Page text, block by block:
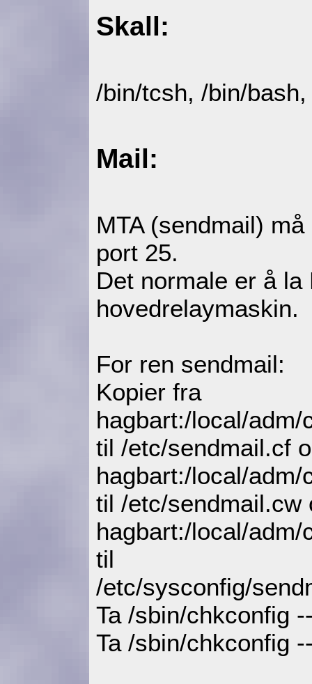
Skall:
/bin/tcsh, /bin/
Mail:
MTA (sendmail)
port 25.
Det normale er å
hovedrelaymaskin.
For ren sendmail:
Kopier fra
hagbart:/local/
til /etc/sendmail.cf
hagbart:/local/
til /etc/sendmail.cw
hagbart:/local/
til
/etc/sysconfig/
Ta /sbin/chkconfig
Ta /sbin/chkconfig